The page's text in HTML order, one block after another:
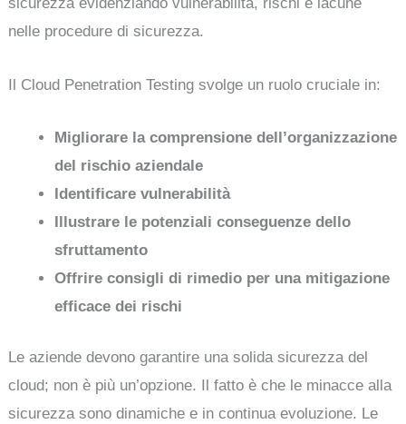
sicurezza evidenziando vulnerabilità, rischi e lacune
nelle procedure di sicurezza.
Il Cloud Penetration Testing svolge un ruolo cruciale in:
Migliorare la comprensione dell’organizzazione
del rischio aziendale
Identificare vulnerabilità
Illustrare le potenziali conseguenze dello
sfruttamento
Offrire consigli di rimedio per una mitigazione
efficace dei rischi
Le aziende devono garantire una solida sicurezza del
cloud; non è più un’opzione. Il fatto è che le minacce alla
sicurezza sono dinamiche e in continua evoluzione. Le